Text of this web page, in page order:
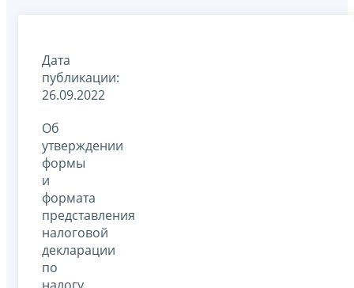
Дата
публикации:
26.09.2022
Об
утверждении
формы
и
формата
представления
налоговой
декларации
по
налогу